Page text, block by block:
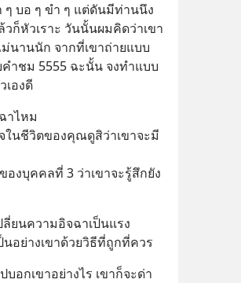
ๆ บอ ๆ ขำ ๆ แต่ดันมีท่านนึง
ก็หัวเราะ วันนั้นผมคิดว่าเขา
นานนัก จากที่เขาถ่ายแบบ
คำชม 5555 ฉะนั้น จงทำแบบ
เองดี
าไหม
ในชีวิตของคุณดูสิว่าเขาจะมี
องบุคคลที่ 3 ว่าเขาจะรู้สึกยัง
ยนความอิจฉาเป็นแรง
อย่างเขาด้วยวิธีที่ถูกที่ควร
กเขาอย่างไร เขาก็จะด่า